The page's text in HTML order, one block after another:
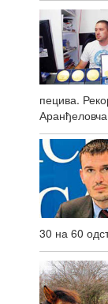
пецива.
30 на 60